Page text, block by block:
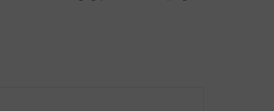
metabolizável 3.680 kcal/kg.